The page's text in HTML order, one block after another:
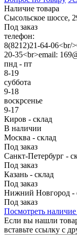
Наличие товара
Сысольское шоссе,
Под заказ
телефон:
8(8212)21-64-06<br/
20-35<br>email:
пнд - пт
8-19
суббота
9-18
воскрсенье
9-17
Киров - склад
В наличии
Москва - склад
Под заказ
Санкт-Петербург -
Под заказ
Казань - склад
Под заказ
Нижний Новгород -
Под заказ
Посмотреть наличие
Если вы нашли
вставьте ссылку с